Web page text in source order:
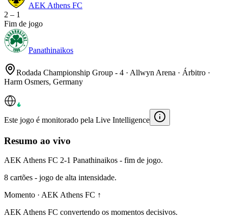
AEK Athens FC
2 – 1
Fim de jogo
Panathinaikos
Rodada Championship Group - 4 · Allwyn Arena · Árbitro ·
Harm Osmers, Germany
Este jogo é monitorado pela Live Intelligence
Resumo ao vivo
AEK Athens FC 2-1 Panathinaikos - fim de jogo.
8 cartões - jogo de alta intensidade.
Momento · AEK Athens FC ↑
AEK Athens FC convertendo os momentos decisivos.